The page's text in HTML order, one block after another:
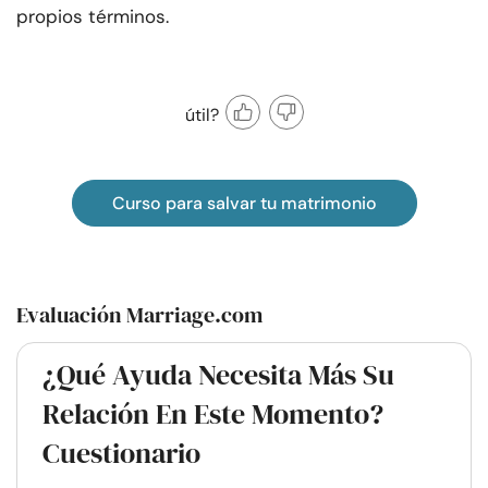
propios términos.
útil?
Curso para salvar tu matrimonio
Evaluación Marriage.com
¿Qué Ayuda Necesita Más Su
Relación En Este Momento?
Cuestionario